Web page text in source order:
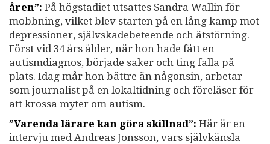
åren”: På högstadiet utsattes Sandra Wallin för
mobbning, vilket blev starten på en lång kamp mot
depressioner, självskadebeteende och ätstörning.
Först vid 34 års ålder, när hon hade fått en
autismdiagnos, började saker och ting falla på
plats. Idag mår hon bättre än någonsin, arbetar
som journalist på en lokaltidning och föreläser för
att krossa myter om autism.
”Varenda lärare kan göra skillnad”: Här är en
intervju med Andreas Jonsson, vars självkänsla